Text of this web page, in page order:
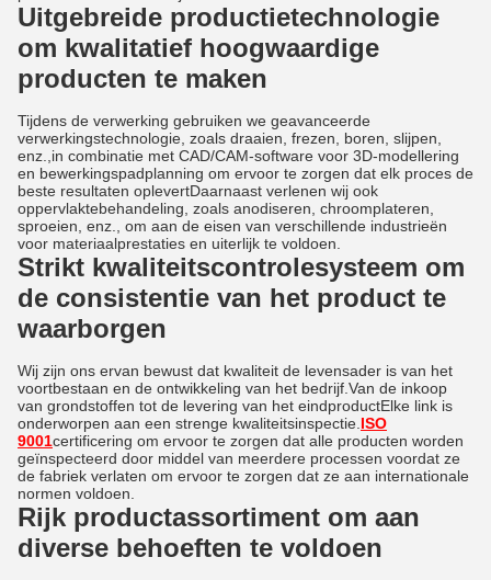
Uitgebreide productietechnologie
om kwalitatief hoogwaardige
producten te maken
Tijdens de verwerking gebruiken we geavanceerde
verwerkingstechnologie, zoals draaien, frezen, boren, slijpen,
enz.,in combinatie met CAD/CAM-software voor 3D-modellering
en bewerkingspadplanning om ervoor te zorgen dat elk proces de
beste resultaten oplevertDaarnaast verlenen wij ook
oppervlaktebehandeling, zoals anodiseren, chroomplateren,
sproeien, enz., om aan de eisen van verschillende industrieën
voor materiaalprestaties en uiterlijk te voldoen.
Strikt kwaliteitscontrolesysteem om
de consistentie van het product te
waarborgen
Wij zijn ons ervan bewust dat kwaliteit de levensader is van het
voortbestaan en de ontwikkeling van het bedrijf.Van de inkoop
van grondstoffen tot de levering van het eindproductElke link is
onderworpen aan een strenge kwaliteitsinspectie. ISO
9001certificering om ervoor te zorgen dat alle producten worden
geïnspecteerd door middel van meerdere processen voordat ze
de fabriek verlaten om ervoor te zorgen dat ze aan internationale
normen voldoen.
Rijk productassortiment om aan
diverse behoeften te voldoen